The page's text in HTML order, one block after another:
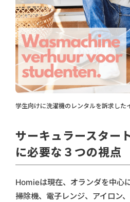
学生向けに洗濯機のレンタルを訴求した
サーキュラースター
に必要な３つの視点
Homieは現在、オランダを中心
掃除機、電子レンジ、アイロン